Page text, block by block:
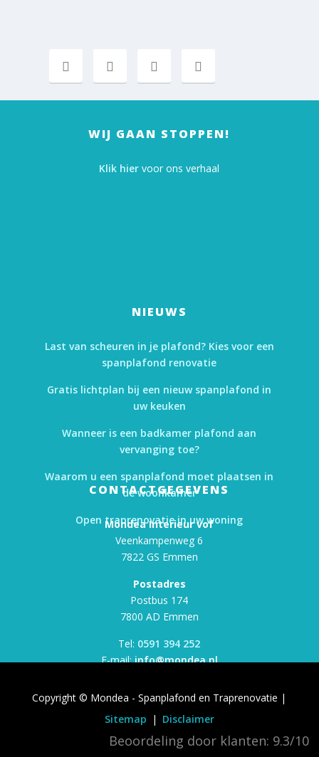
WIJ GAAN STOPPEN!
Klik hier voor ons verhaal
NIEUWS
Last van scheuren in je plafond? Kies voor een
spanplafond renovatie
Gratis lichtplan bij een nieuw spanplafond in
uw keuken
Wanneer is een badkamer plafond aan
vervanging toe?
Waarom u een spanplafond moet plaatsen in
de woonkamer
Open traprenovatie in uw woning
CONTACTGEGEVENS
Mondea Interieur vof
Veenkampenweg 6
7822 GS Emmen
Postadres
Postbus 174
7800 AD Emmen
Tel: 0591 394 252
E-mail:info@mondea.nl
Copyright © Mondea - Spanplafond en Traprenovatie |
Sitemap | Disclaimer
Beoordeling door klanten: 9.3/10